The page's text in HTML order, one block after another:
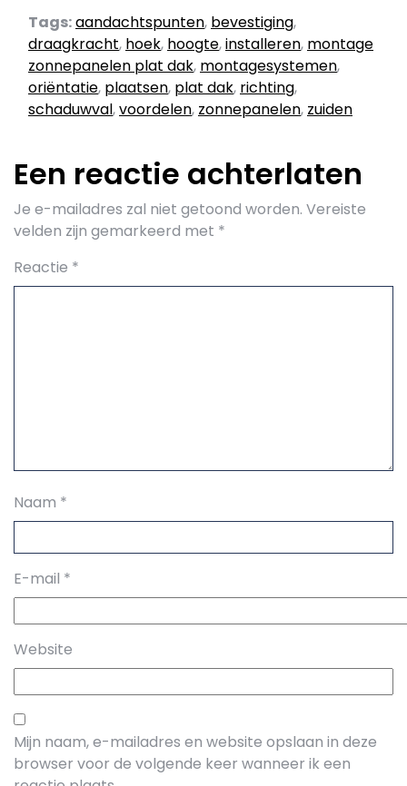
Tags:aandachtspunten, bevestiging,
draagkracht, hoek, hoogte,installeren, montage
zonnepanelen plat dak, montagesystemen,
oriëntatie, plaatsen, plat dak, richting,
schaduwval,voordelen, zonnepanelen, zuiden
Een reactie achterlaten
Je e-mailadres zal niet getoond worden. Vereiste
velden zijn gemarkeerd met *
Reactie *
Naam *
E-mail *
Website
Mijn naam, e-mailadres en website opslaan in deze
browser voor de volgende keer wanneer ik een